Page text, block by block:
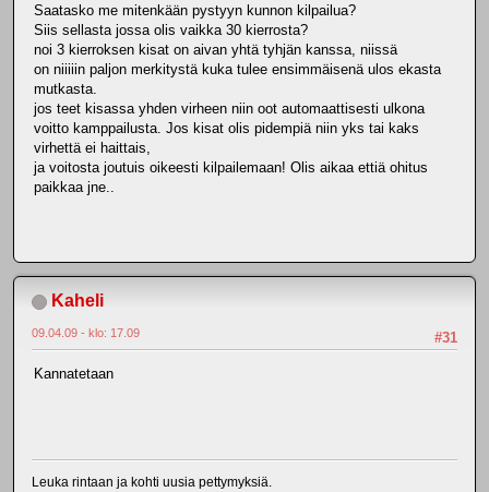
Saatasko me mitenkään pystyyn kunnon kilpailua?
Siis sellasta jossa olis vaikka 30 kierrosta?
noi 3 kierroksen kisat on aivan yhtä tyhjän kanssa, niissä
on niiiiin paljon merkitystä kuka tulee ensimmäisenä ulos ekasta
mutkasta.
jos teet kisassa yhden virheen niin oot automaattisesti ulkona
voitto kamppailusta. Jos kisat olis pidempiä niin yks tai kaks
virhettä ei haittais,
ja voitosta joutuis oikeesti kilpailemaan! Olis aikaa ettiä ohitus
paikkaa jne..
Kaheli
#31
09.04.09 - klo: 17.09
Kannatetaan
Leuka rintaan ja kohti uusia pettymyksiä.